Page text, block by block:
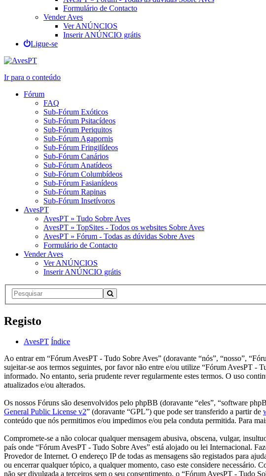
Formulário de Contacto
Vender Aves
Ver ANÚNCIOS
Inserir ANÚNCIO grátis
Ligue-se
Ir para o conteúdo
Fórum
FAQ
Sub-Fórum Exóticos
Sub-Fórum Psitacídeos
Sub-Fórum Periquitos
Sub-Fórum Agapornis
Sub-Fórum Fringilídeos
Sub-Fórum Canários
Sub-Fórum Anatídeos
Sub-Fórum Columbídeos
Sub-Fórum Fasianídeos
Sub-Fórum Rapinas
Sub-Fórum Insetívoros
AvesPT
AvesPT » Tudo Sobre Aves
AvesPT » TopSites - Todos os websites Sobre Aves
AvesPT » Fórum - Todas as dúvidas Sobre Aves
Formulário de Contacto
Vender Aves
Ver ANÚNCIOS
Inserir ANÚNCIO grátis
Registo
AvesPT Índice
Ao entrar em “Fórum AvesPT - Tudo Sobre Aves” (doravante “nós”, “nosso”,
sujeitar-se aos termos seguintes, por favor não entre e/ou utilize “Fórum AvesPT -
informado. No entanto, seria prudente rever regularmente estes termos. O uso
atualizados e/ou alterados.
Os nossos Fóruns são desenvolvidos pelo phpBB (doravante “eles”, “software
General Public License v2” (doravante “GPL”) que pode ser transferido a partir de
conteúdo que nós permitimos e/ou impedimos e/ou pela conduta permitida. Para
Compromete-se a não colocar qualquer mensagem abusiva, obscena, vulgar,
país onde “Fórum AvesPT - Tudo Sobre Aves” está alojado ou lei Internacional.
Provedor de Internet. O endereço IP de todas as mensagens são registados para
ou encerrar qualquer tópico, a qualquer momento, caso este considere necessário.
não ser divulgada a terceiros sem o seu consentimento, o “Fórum AvesPT - Tudo